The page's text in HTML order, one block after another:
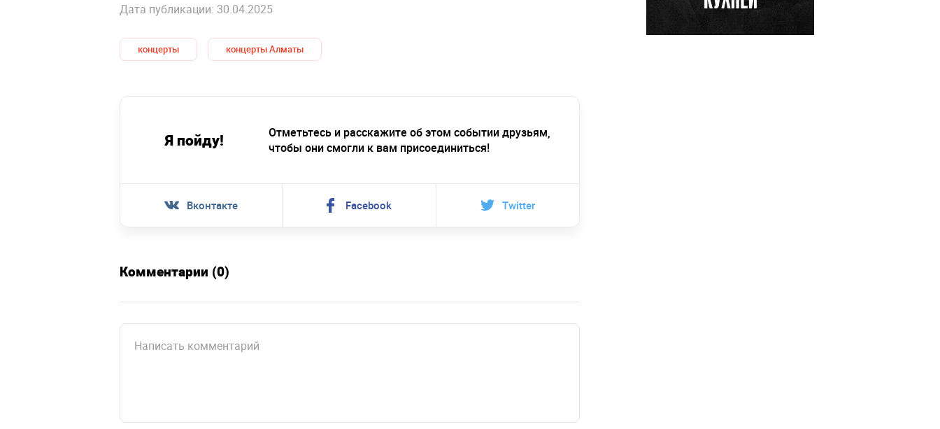
Дата публикации: 30.04.2025
концерты концерты Алматы
Я пойду!
Отметьтесь и расскажите об этом событии друзьям,
чтобы они смогли к вам присоединиться!
Вконтакте Facebook Twitter
Комментарии (0)